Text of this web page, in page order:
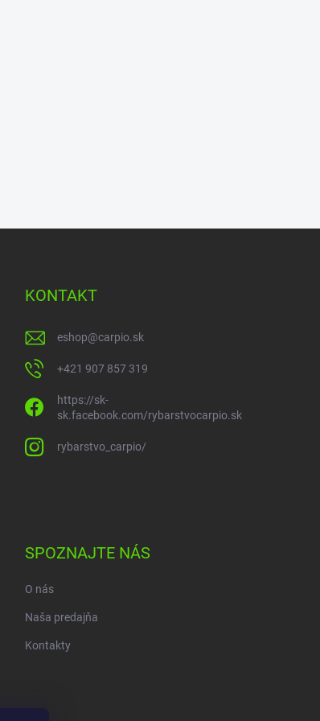
KONTAKT
eshop@carpio.sk
+421 907 857 319
https://sk-
sk.facebook.com/rybarstvocarpio.sk
rybarstvo_carpio/
SPOZNAJTE NÁS
O nás
Naša predajňa
Kontakty